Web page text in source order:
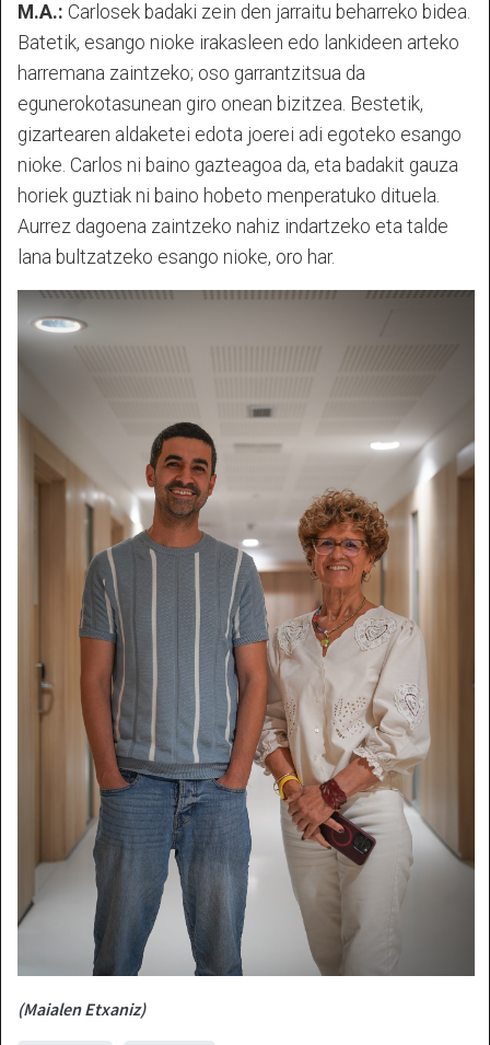
M.A.: Carlosek badaki zein den jarraitu beharreko bidea.
Batetik, esango nioke irakasleen edo lankideen arteko
harremana zaintzeko; oso garrantzitsua da
egunerokotasunean giro onean bizitzea. Bestetik,
gizartearen aldaketei edota joerei adi egoteko esango
nioke. Carlos ni baino gazteagoa da, eta badakit gauza
horiek guztiak ni baino hobeto menperatuko dituela.
Aurrez dagoena zaintzeko nahiz indartzeko eta talde
lana bultzatzeko esango nioke, oro har.
(Maialen Etxaniz)